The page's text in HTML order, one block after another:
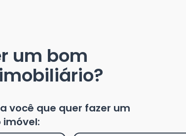
um bom
você que quer fazer um
imóvel: